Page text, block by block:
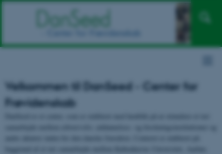
Velkommen til DanSeed - Center for
Frøvidenskab